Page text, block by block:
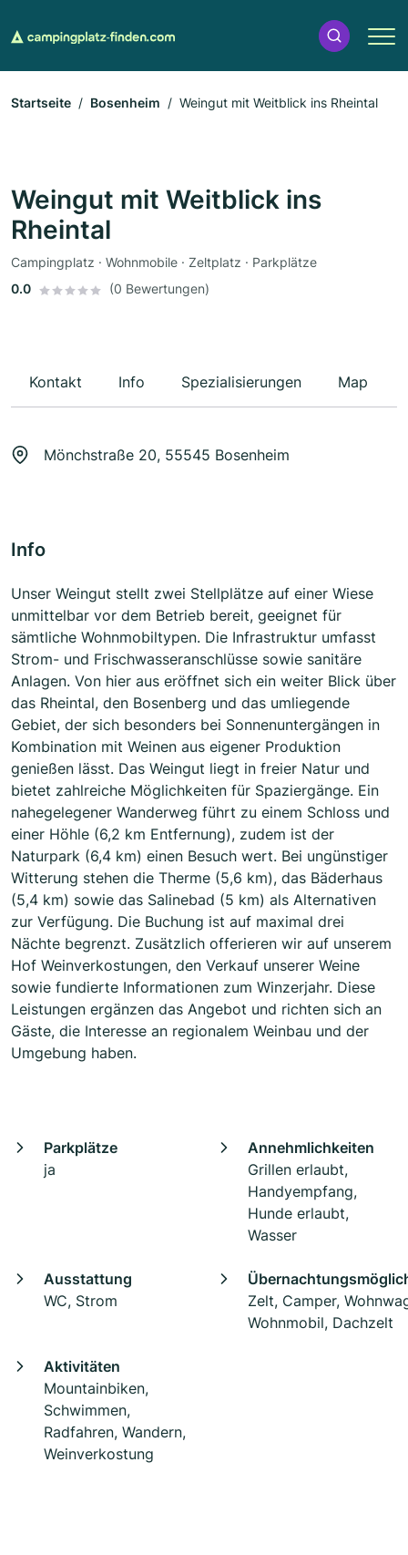
Startseite Bosenheim Weingut mit Weitblick ins Rheintal
Weingut mit Weitblick ins
Rheintal
Campingplatz · Wohnmobile · Zeltplatz · Parkplätze
0.0
(0 Bewertungen)
Kontakt Info Spezialisierungen Map
Mönchstraße 20, 55545 Bosenheim
Info
Unser Weingut stellt zwei Stellplätze auf einer Wiese
unmittelbar vor dem Betrieb bereit, geeignet für
sämtliche Wohnmobiltypen. Die Infrastruktur umfasst
Strom- und Frischwasseranschlüsse sowie sanitäre
Anlagen. Von hier aus eröffnet sich ein weiter Blick über
das Rheintal, den Bosenberg und das umliegende
Gebiet, der sich besonders bei Sonnenuntergängen in
Kombination mit Weinen aus eigener Produktion
genießen lässt. Das Weingut liegt in freier Natur und
bietet zahlreiche Möglichkeiten für Spaziergänge. Ein
nahegelegener Wanderweg führt zu einem Schloss und
einer Höhle (6,2 km Entfernung), zudem ist der
Naturpark (6,4 km) einen Besuch wert. Bei ungünstiger
Witterung stehen die Therme (5,6 km), das Bäderhaus
(5,4 km) sowie das Salinebad (5 km) als Alternativen
zur Verfügung. Die Buchung ist auf maximal drei
Nächte begrenzt. Zusätzlich offerieren wir auf unserem
Hof Weinverkostungen, den Verkauf unserer Weine
sowie fundierte Informationen zum Winzerjahr. Diese
Leistungen ergänzen das Angebot und richten sich an
Gäste, die Interesse an regionalem Weinbau und der
Umgebung haben.
Parkplätze
ja
Annehmlichkeiten
Grillen erlaubt,
Handyempfang,
Hunde erlaubt,
Wasser
Ausstattung
WC, Strom
Zelt, Camper,
Wohnmobil, Dachzelt
Aktivitäten
Mountainbiken,
Schwimmen,
Radfahren, Wandern,
Weinverkostung